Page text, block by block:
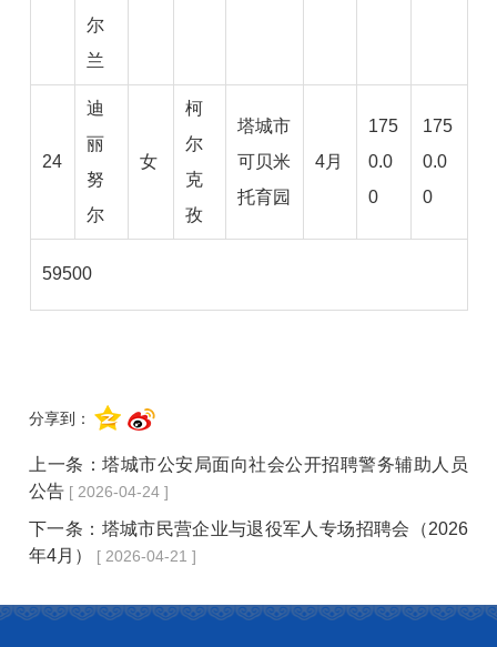
尔
兰
24
迪
丽
努
尔
女
柯
尔
克
孜
塔城市
可贝米
托育园
4月
175
0.0
0
175
0.0
0
59500
分享到：
上一条：塔城市公安局面向社会公开招聘警务辅助人员
公告 [ 2026-04-24 ]
下一条： 塔城市民营企业与退役军人专场招聘会（2026
年4月）
[ 2026-04-21 ]